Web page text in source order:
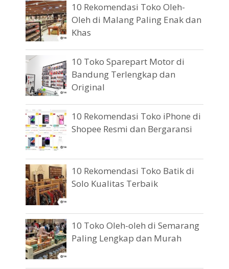
10 Rekomendasi Toko Oleh-
Oleh di Malang Paling Enak dan
Khas
10 Toko Sparepart Motor di
Bandung Terlengkap dan
Original
10 Rekomendasi Toko iPhone di
Shopee Resmi dan Bergaransi
10 Rekomendasi Toko Batik di
Solo Kualitas Terbaik
10 Toko Oleh-oleh di Semarang
Paling Lengkap dan Murah